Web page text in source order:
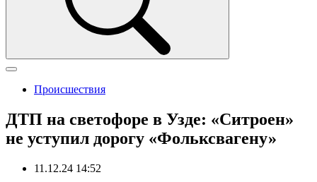
Происшествия
ДТП на светофоре в Узде: «Ситроен»
не уступил дорогу «Фольксвагену»
11.12.24 14:52